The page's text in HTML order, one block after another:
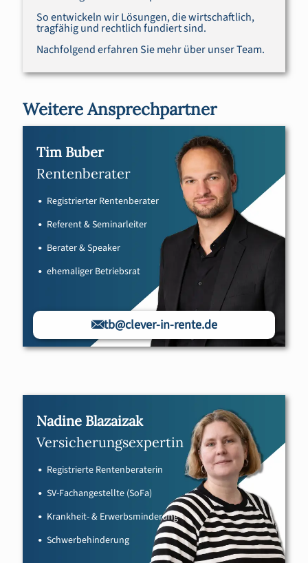
So entwickeln wir Lösungen, die wirtschaftlich,
tragfähig und rechtlich fundiert sind.
Nachfolgend erfahren Sie mehr über unser Team.
Weitere Ansprechpartner
Tim Buber
Rentenberater
Registrierter Rentenberater
Referent & Seminarleiter
Berater & Speaker
ehemaliger Betriebsrat
tb@clever-in-rente.de
Nadine Blazaizak
Versicherungsexpertin
Registrierte Rentenberaterin
SV-Fachangestellte (SoFa)
Krankheit- & Erwerbsminderung
Schwerbehinderung